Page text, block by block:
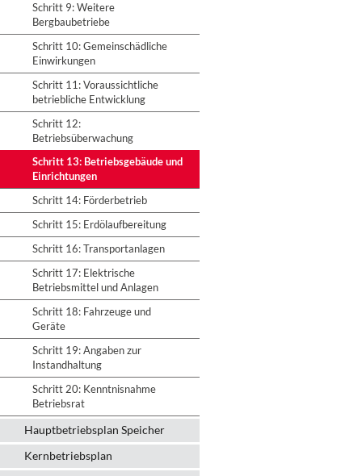
Schritt 9: Weitere
Bergbaubetriebe
Schritt 10: Gemeinschädliche
Einwirkungen
Schritt 11: Voraussichtliche
betriebliche Entwicklung
Schritt 12:
Betriebsüberwachung
Schritt 13: Betriebsgebäude und
Einrichtungen
Schritt 14: Förderbetrieb
Schritt 15: Erdölaufbereitung
Schritt 16: Transportanlagen
Schritt 17: Elektrische
Betriebsmittel und Anlagen
Schritt 18: Fahrzeuge und
Geräte
Schritt 19: Angaben zur
Instandhaltung
Schritt 20: Kenntnisnahme
Betriebsrat
Hauptbetriebsplan Speicher
Kernbetriebsplan